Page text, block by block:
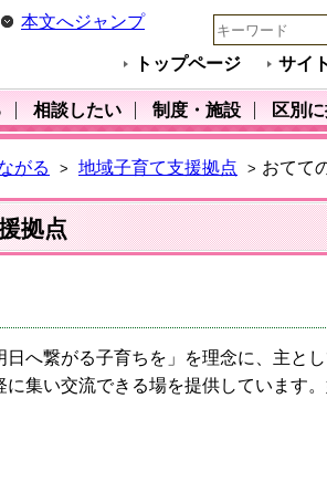
本文へジャンプ
トップページ サイ
相談したい 制度・施設 区別
がる > 地域子育て支援拠点 > おてて
援拠点
日へ繋がる子育ちを」を理念に、主と
に集い交流できる場を提供しています